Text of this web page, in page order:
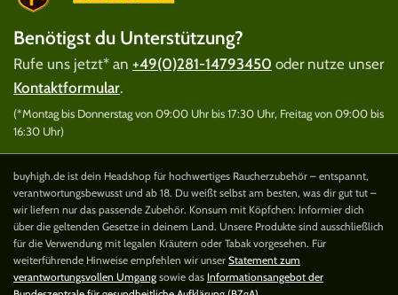
Benötigst du Unterstützung?
Rufe uns jetzt* an +49(0)281-14793450 oder nutze unser
Kontaktformular.
(*Montag bis Donnerstag von 09:00 Uhr bis 17:30 Uhr, Freitag von 09:00 bis
16:30 Uhr)
buyhigh.de ist dein Headshop für hochwertiges Raucherzubehör – entspannt,
verantwortungsbewusst und ab 18. Du weißt selbst am besten, was dir gut tut –
wir liefern nur das passende Zubehör. Konsum mit Köpfchen: Informier dich
über die geltenden Gesetze in deinem Land. Unsere Produkte sind ausschließlich
für die Verwendung mit legalen Kräutern oder Tabak vorgesehen. Für
weiterführende Hinweise empfehlen wir unser Statement zum
verantwortungsvollen Umgang sowie das Informationsangebot der